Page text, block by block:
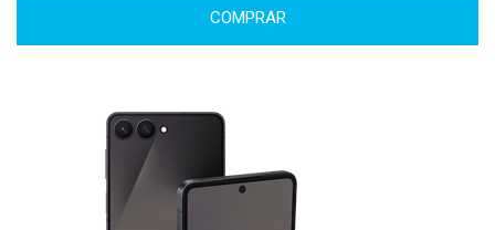
COMPRAR